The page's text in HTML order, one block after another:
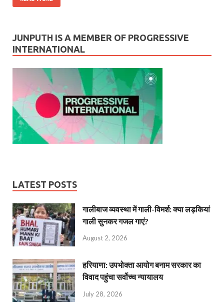
JUNPUTH IS A MEMBER OF PROGRESSIVE
INTERNATIONAL
LATEST POSTS
गालीबाज व्‍यवस्‍था में गाली-विमर्श: क्या लड़कियां
गाली सुनकर गजल गाएं?
August 2, 2026
हरियाणा: उपभोक्ता आयोग बनाम सरकार का
विवाद पहुंचा सर्वोच्च न्यायालय
July 28, 2026